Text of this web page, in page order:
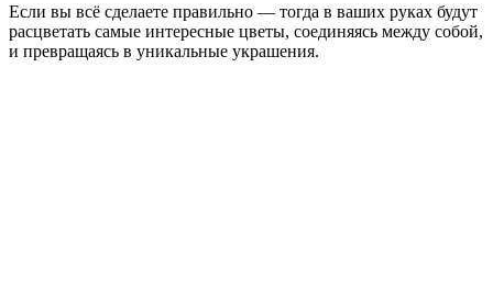
Если вы всё сделаете правильно — тогда в ваших руках будут
расцветать самые интересные цветы, соединяясь между собой,
и превращаясь в уникальные украшения.